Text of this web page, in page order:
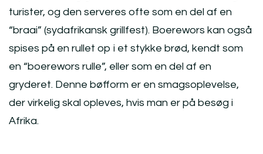
turister, og den serveres ofte som en del af en
“braai” (sydafrikansk grillfest). Boerewors kan også
spises på en rullet op i et stykke brød, kendt som
en “boerewors rulle”, eller som en del af en
gryderet. Denne bøfform er en smagsoplevelse,
der virkelig skal opleves, hvis man er på besøg i
Afrika.